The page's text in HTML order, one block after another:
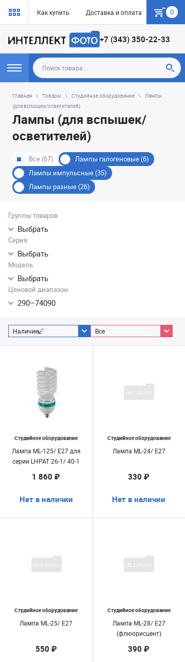
Как купить Доставка и оплата Гарантия
0
+7 (343) 350-22-33
Главная Товары Студийное оборудование
Лампы
(для вспышек/осветителей)
Лампы (для вспышек/
осветителей)
Все (67)
Лампы галогеновые (6)
Лампы импульсные (35)
Лампы разные (26)
Группы товаров
Выбрать
Серия
Выбрать
Модель
Выбрать
Ценовой диапазон
290–74090
Наличие Все
Студийное оборудование
Лампа ML-125/ E27 для
серии LHPAT 26-1/ 40-1
1 860 ₽
Нет в наличии
Студийное оборудование
Лампа ML-24/ E27
330 ₽
Нет в наличии
Студийное оборудование
Лампа ML-25/ E27
550 ₽
Студийное оборудование
Лампа ML-28/ E27
(флюорисцент)
390 ₽